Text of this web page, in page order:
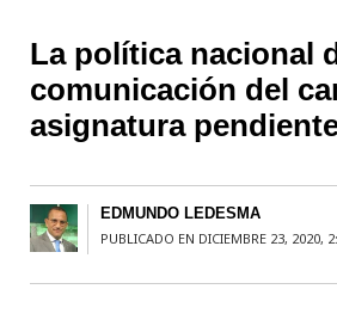
La política nacional
comunicación del
asignatura
EDMUNDO LEDESMA
PUBLICADO EN DICIEMBRE 23, 2020,